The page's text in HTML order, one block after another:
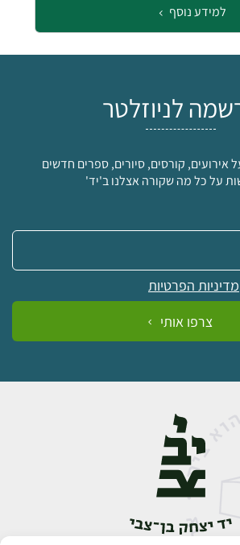
למידע נוסף
לניוזלטר
אירועים, קורסים, סיורים, ספרים חדשים
על כל מה שקורה אצלנו ב'יד'
מדיניות הפרטיות
צרפו אותי